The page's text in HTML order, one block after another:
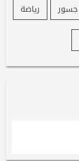
جسور
رياضة